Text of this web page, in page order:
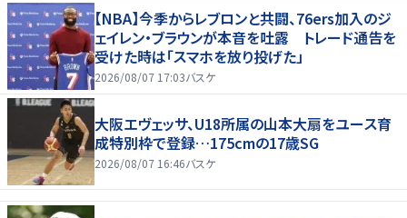
【NBA】今季からレブロンと共闘、76ers加入のジ
ェイレン・ブラウンが本音を吐露 トレード通告を
受けた時は「スマホを放り投げた」
2026/08/07 17:03バスケ
大阪エヴェッサ、U18所属の山本大扇をユース育
成特別枠で登録…175cmの17歳SG
2026/08/07 16:46バスケ